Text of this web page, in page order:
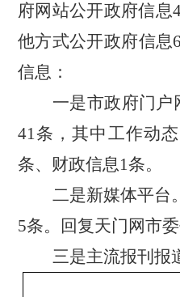
府网站公开政府信息
他方式公开政府信息
信息：
一是市政府门户
41条，其中工作动
条、财政信息1条。
二是新媒体平台
5条。回复天门网市
三是主流报刊报